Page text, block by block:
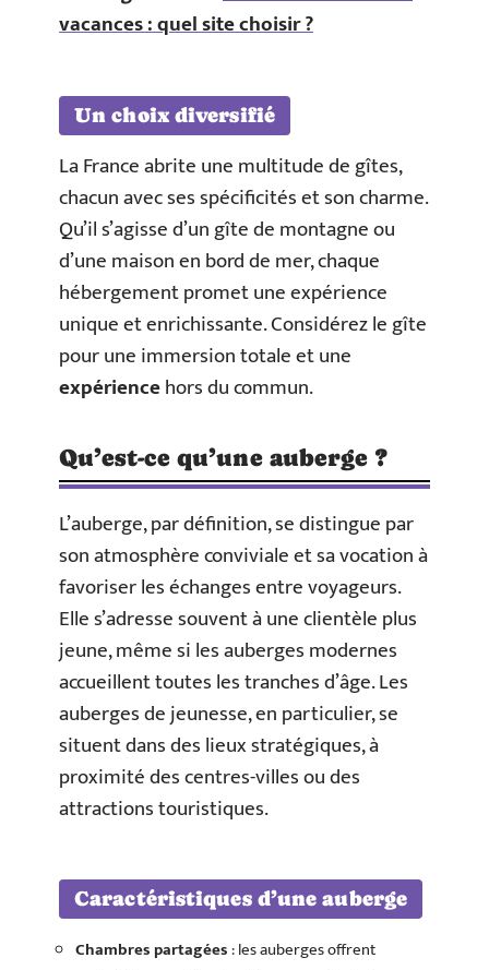
vacances : quel site choisir ?
Un choix diversifié
La France abrite une multitude de gîtes,
chacun avec ses spécificités et son charme.
Qu’il s’agisse d’un gîte de montagne ou
d’une maison en bord de mer, chaque
hébergement promet une expérience
unique et enrichissante. Considérez le gîte
pour une immersion totale et une
expériencehors du commun.
Qu’est-ce qu’une auberge ?
L’auberge, par définition, se distingue par
son atmosphère conviviale et sa vocation à
favoriser les échanges entre voyageurs.
Elle s’adresse souvent à une clientèle plus
jeune, même si les auberges modernes
accueillent toutes les tranches d’âge. Les
auberges de jeunesse, en particulier, se
situent dans des lieux stratégiques, à
proximité des centres-villes ou des
attractions touristiques.
Caractéristiques d’une auberge
Chambres partagées: les auberges offrent